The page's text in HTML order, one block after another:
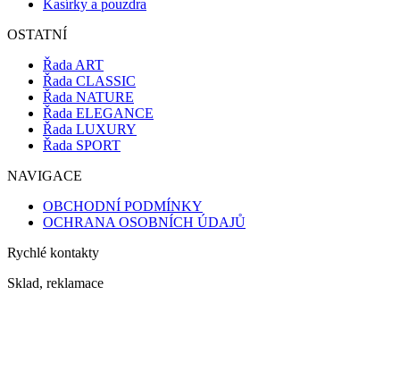
Kasírky a pouzdra
OSTATNÍ
Řada ART
Řada CLASSIC
Řada NATURE
Řada ELEGANCE
Řada LUXURY
Řada SPORT
NAVIGACE
OBCHODNÍ PODMÍNKY
OCHRANA OSOBNÍCH ÚDAJŮ
Rychlé kontakty
Sklad, reklamace